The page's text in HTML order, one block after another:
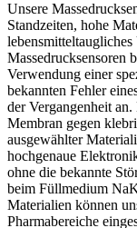
Unsere
Standzeiten, hohe
Massedrucksensoren
Verwendung einer
bekannten Fehler
der Vergangenheit
Membran gegen
ausgewählter
hochgenaue
ohne die bekannte
beim Füllmedium
Materialien können
Pharmabereiche